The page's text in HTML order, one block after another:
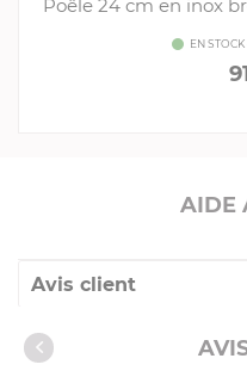
Poêle 24 cm en inox
EN
AIDE
Avis client
Nos clients ont aussi